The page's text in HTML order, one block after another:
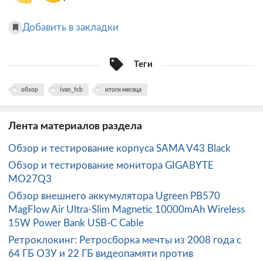
Добавить в закладки
Теги
обзор ivan_fcb итоги месяца
Лента материалов раздела
Обзор и тестирование корпуса SAMA V43 Black
Обзор и тестирование монитора GIGABYTE
MO27Q3
Обзор внешнего аккумулятора Ugreen PB570
MagFlow Air Ultra-Slim Magnetic 10000mAh Wireless
15W Power Bank USB-C Cable
Ретроклокинг: Ретросборка мечты из 2008 года с
64 ГБ ОЗУ и 22 ГБ видеопамяти против